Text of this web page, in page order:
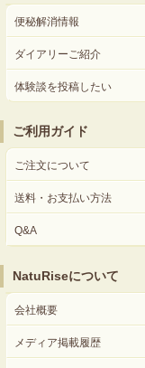
便秘解消情報
ダイアリーご紹介
体験談を投稿したい
ご利用ガイド
ご注文について
送料・お支払い方法
Q&A
NatuRiseについて
会社概要
メディア掲載履歴